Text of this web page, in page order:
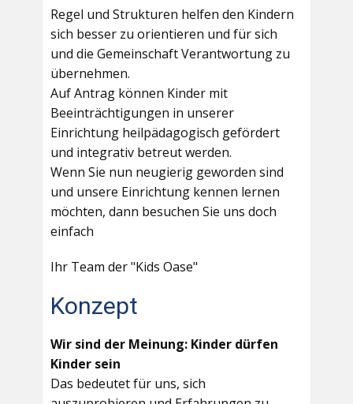
Regel und Strukturen helfen den Kindern
sich besser zu orientieren und für sich
und die Gemeinschaft Verantwortung zu
übernehmen.
Auf Antrag können Kinder mit
Beeinträchtigungen in unserer
Einrichtung heilpädagogisch gefördert
und integrativ betreut werden.
Wenn Sie nun neugierig geworden sind
und unsere Einrichtung kennen lernen
möchten, dann besuchen Sie uns doch
einfach
Ihr Team der "Kids Oase"
Konzept
Wir sind der Meinung: Kinder dürfen
Kinder sein
Das bedeutet für uns, sich